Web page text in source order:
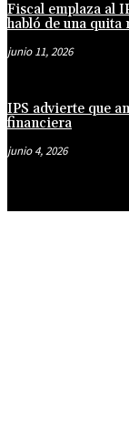
Fiscal emplaza al
habló de una
junio 11, 2026
IPS advierte que
financiera
junio 4, 2026